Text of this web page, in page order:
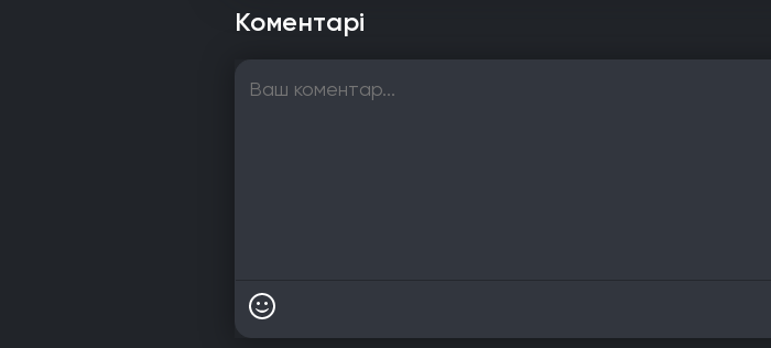
Коментарі